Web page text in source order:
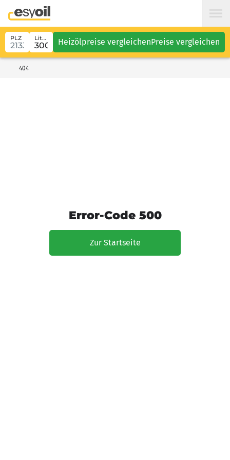
PLZ Liter Heizölpreise vergleichenPreise vergleichen
404
Error-Code 500
Zur Startseite